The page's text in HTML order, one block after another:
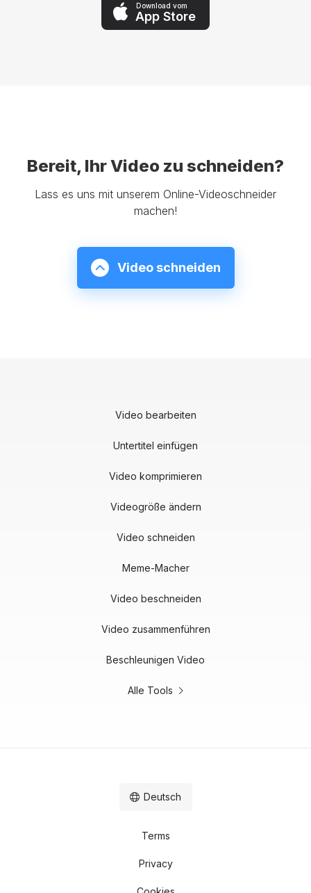
Download vom
App Store
Bereit, Ihr Video zu schneiden?
Lass es uns mit unserem Online-Videoschneider
machen!
Video schneiden
Video bearbeiten
Untertitel einfügen
Video komprimieren
Videogröße ändern
Video schneiden
Meme-Macher
Video beschneiden
Video zusammenführen
Beschleunigen Video
Alle Tools
Terms
Privacy
Deutsch